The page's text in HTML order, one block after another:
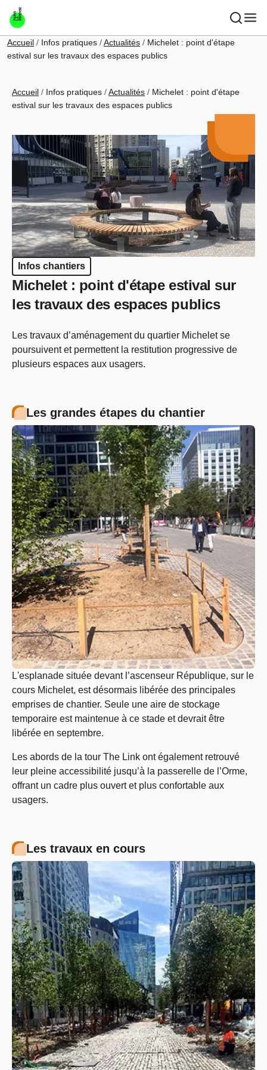
Aller au contenu principal
Fil d'Ariane
Accueil Infos pratiques Actualités
Michelet : point d'étape
estival sur les travaux des espaces publics
Fil d'Ariane
Accueil Infos pratiques Actualités
Michelet : point d'étape
estival sur les travaux des espaces publics
Infos chantiers
Michelet : point d'étape estival sur
les travaux des espaces publics
Les travaux d’aménagement du quartier Michelet se
poursuivent et permettent la restitution progressive de
plusieurs espaces aux usagers.
Les grandes étapes du chantier
L'esplanade située devant l’ascenseur République, sur le
cours Michelet, est désormais libérée des principales
emprises de chantier. Seule une aire de stockage
temporaire est maintenue à ce stade et devrait être
libérée en septembre.
Les abords de la tour The Link ont également retrouvé
leur pleine accessibilité jusqu’à la passerelle de l’Orme,
offrant un cadre plus ouvert et plus confortable aux
usagers.
Les travaux en cours